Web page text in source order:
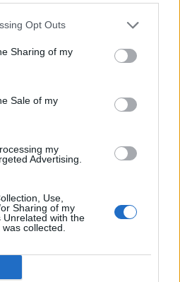
Opt Outs
Sharing of my
Sale of my
my
Advertising.
Use,
Sharing of my
Unrelated with the
collected.